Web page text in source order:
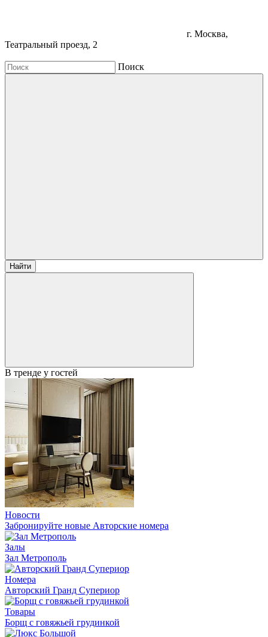
г. Москва,
Театральный проезд, 2
Поиск
Найти
В тренде у гостей
Новости
Забронируйте новые Авторские номера
Залы
Зал Метрополь
Номера
Авторский Гранд Супериор
Товары
Борщ с говяжьей грудинкой